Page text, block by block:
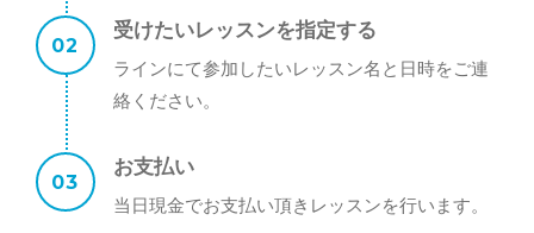
受けたいレッスンを指定する
ラインにて参加したいレッスン名と日時をご連
絡ください。
お支払い
当日現金でお支払い頂きレッスンを行います。